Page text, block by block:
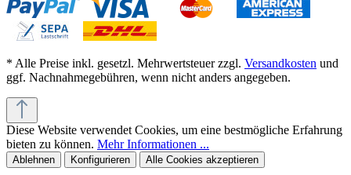
* Alle Preise inkl. gesetzl. Mehrwertsteuer zzgl. Versandkosten und
ggf. Nachnahmegebühren, wenn nicht anders angegeben.
Diese Website verwendet Cookies, um eine bestmögliche Erfahrung
bieten zu können. Mehr Informationen ...
Ablehnen Konfigurieren Alle Cookies akzeptieren